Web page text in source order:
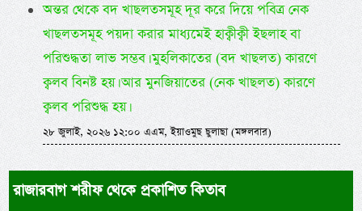
অন্তর থেকে বদ খাছলতসমূহ দূর করে দিয়ে পবিত্র নেক
খাছলতসমূহ পয়দা করার মাধ্যমেই হাক্বীক্বী ইছলাহ বা
পরিশুদ্ধতা লাভ সম্ভব। মুহলিকাতের (বদ খাছলত) কারণে
ক্বলব বিনষ্ট হয়। আর মুনজিয়াতের (নেক খাছলত) কারণে
ক্বলব পরিশুদ্ধ হয়।
২৮ জুলাই, ২০২৬ ১২:০০ এএম, ইয়াওমুছ ছুলাছা (মঙ্গলবার)
রাজারবাগ শরীফ থেকে প্রকাশিত কিতাব